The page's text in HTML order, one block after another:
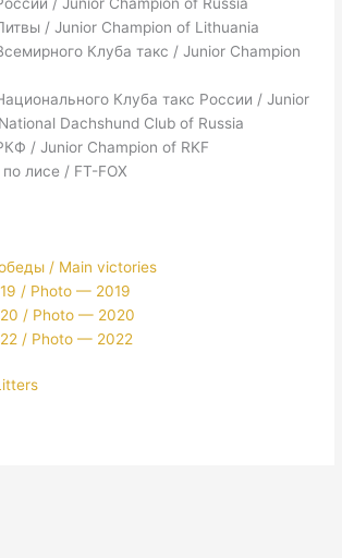
/ Junior Champion of Lithuania
Клуба такс / Junior Champion
Клуба такс России / Junior
Dachshund Club of Russia
/ Junior Champion of RKF
лисе / FT-FOX
/ Main victories
/ Photo — 2019
/ Photo — 2020
/ Photo — 2022